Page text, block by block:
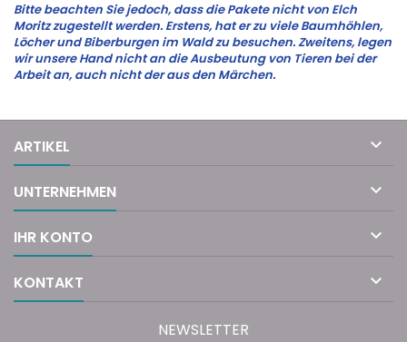
Bitte beachten Sie jedoch, dass die Pakete nicht von Elch
Moritz zugestellt werden. Erstens, hat er zu viele Baumhöhlen,
Löcher und Biberburgen im Wald zu besuchen. Zweitens, legen
wir unsere Hand nicht an die Ausbeutung von Tieren bei der
Arbeit an, auch nicht der aus den Märchen.
ARTIKEL 
UNTERNEHMEN 
IHR KONTO 
KONTAKT 
NEWSLETTER